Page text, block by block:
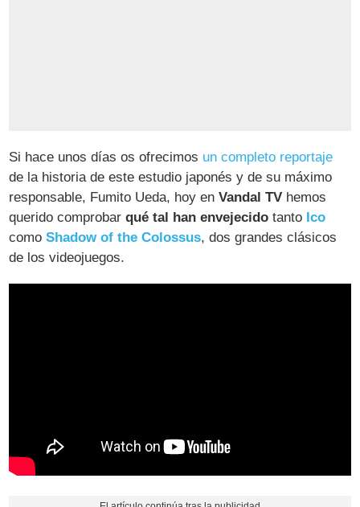
Si hace unos días os ofrecimos un completo reportaje
de la historia de este estudio japonés y de su máximo
responsable, Fumito Ueda, hoy enVandal TV hemos
querido comprobarqué tal han envejecido tanto Ico
comoShadow of the Colossus, dos grandes clásicos
de los videojuegos.